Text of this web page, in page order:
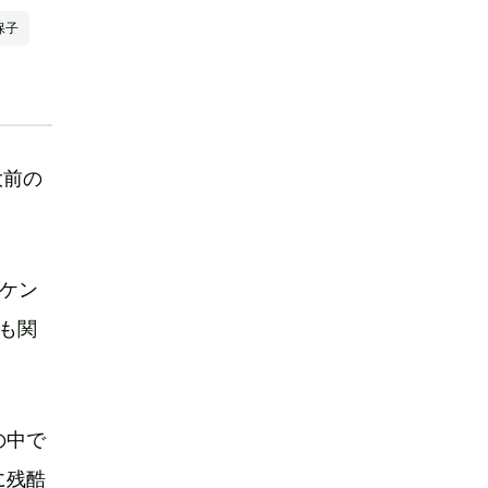
子
の
ン
関
中で
残酷